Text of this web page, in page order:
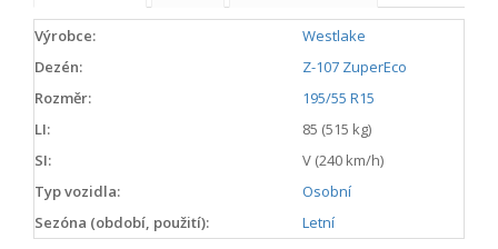
Výrobce:
Westlake
Dezén:
Z-107 ZuperEco
Rozměr:
195/55 R15
LI:
85 (515 kg)
SI:
V (240 km/h)
Typ vozidla:
Osobní
Sezóna (období, použití):
Letní